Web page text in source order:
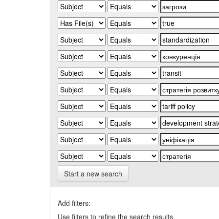
Start a new search
Add filters:
Use filters to refine the search results.